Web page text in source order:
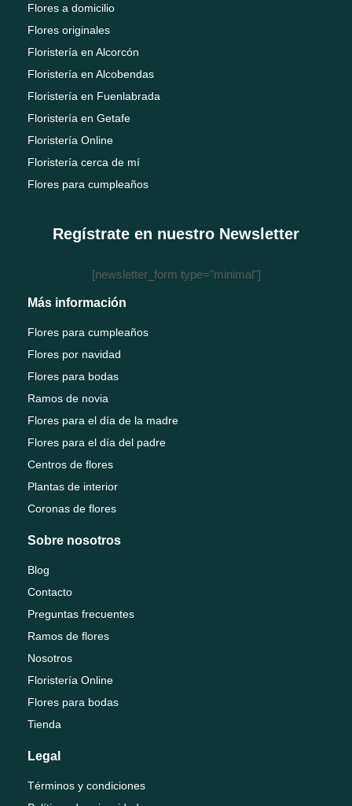
Flores a domicilio
Flores originales
Floristería en Alcorcón
Floristería en Alcobendas
Floristería en Fuenlabrada
Floristería en Getafe
Floristería Online
Floristería cerca de mí
Flores para cumpleaños
Regístrate en nuestro Newsletter
[newsletter_form type="minimal"]
Más información
Flores para cumpleaños
Flores por navidad
Flores para bodas
Ramos de novia
Flores para el día de la madre
Flores para el día del padre
Centros de flores
Plantas de interior
Coronas de flores
Sobre nosotros
Blog
Contacto
Preguntas frecuentes
Ramos de flores
Nosotros
Floristería Online
Flores para bodas
Tienda
Legal
Términos y condiciones